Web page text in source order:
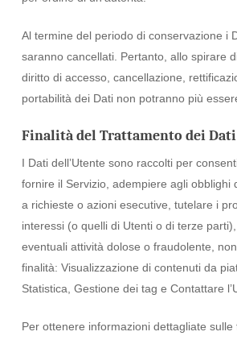
Al termine del periodo di conservazione i
saranno cancellati. Pertanto, allo spirare
diritto di accesso, cancellazione,
portabilità dei Dati non potranno più
Finalità del Trattamento dei
I Dati dell’Utente sono raccolti per
fornire il Servizio, adempiere agli obblighi
a richieste o azioni esecutive, tutelare i
interessi (o quelli di Utenti o di terze
eventuali attività dolose o fraudolente,
finalità: Visualizzazione di contenuti da
Statistica, Gestione dei tag e Contattare
Per ottenere informazioni dettagliate sulle